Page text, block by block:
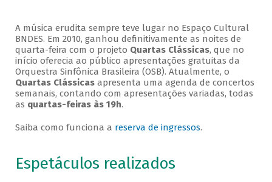
A música erudita sempre teve lugar no Espaço Cultural
BNDES. Em 2010, ganhou definitivamente as noites de
quarta-feira com o projeto Quartas Clássicas, que no
início oferecia ao público apresentações gratuitas da
Orquestra Sinfônica Brasileira (OSB). Atualmente, o
Quartas Clássicasapresenta uma agenda de concertos
semanais, contando com apresentações variadas, todas
as quartas-feiras às 19h.
Saiba como funciona a reserva de ingressos.
Espetáculos realizados